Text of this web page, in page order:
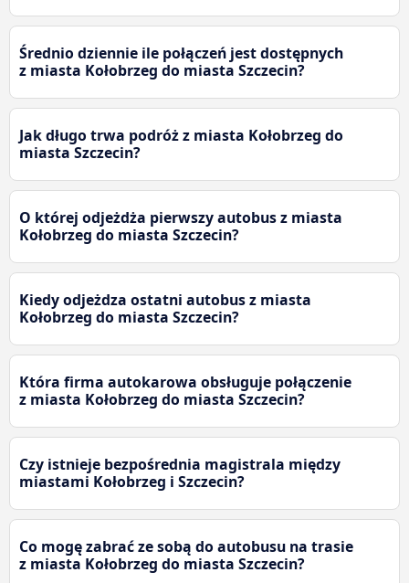
Średnio dziennie ile połączeń jest dostępnych
z miasta Kołobrzeg do miasta Szczecin?
Jak długo trwa podróż z miasta Kołobrzeg do
miasta Szczecin?
O której odjeżdża pierwszy autobus z miasta
Kołobrzeg do miasta Szczecin?
Kiedy odjeżdza ostatni autobus z miasta
Kołobrzeg do miasta Szczecin?
Która firma autokarowa obsługuje połączenie
z miasta Kołobrzeg do miasta Szczecin?
Czy istnieje bezpośrednia magistrala między
miastami Kołobrzeg i Szczecin?
Co mogę zabrać ze sobą do autobusu na trasie
z miasta Kołobrzeg do miasta Szczecin?